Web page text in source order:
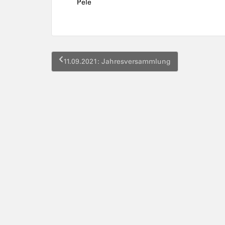
Pele
Beitragsnavigation
11.09.2021: Jahresversammlung